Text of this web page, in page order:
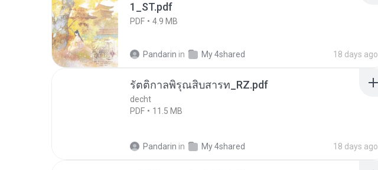
1_ST.pdf
PDF 4.9 MB
Pandarin in My 4shared 18 days ago
รัตติกาลพิรุณสิบสารท_RZ.pdf
decht
PDF
11.5 MB
Pandarin in My 4shared 18 days ago